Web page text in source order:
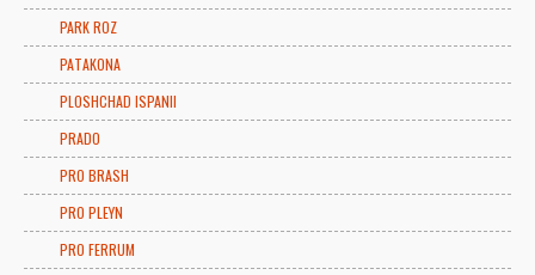
PARK ROZ
PATAKONA
PLOSHCHAD ISPANII
PRADO
PRO BRASH
PRO PLEYN
PRO FERRUM